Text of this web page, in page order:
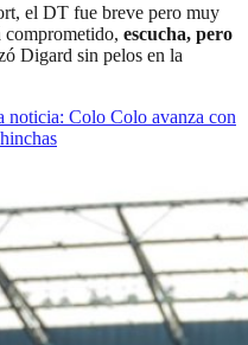
el DT fue breve pero muy
comprometido, escucha, pero
Digard sin pelos en la
noticia: Colo Colo avanza con